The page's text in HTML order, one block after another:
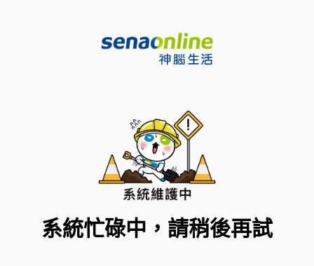
系統忙碌中，請稍後再試